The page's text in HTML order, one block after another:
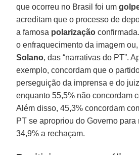
que ocorreu no Brasil foi um
acreditam que o processo de
a famosa polarização
o enfraquecimento da imagem
Solano, das “narrativas do PT”.
exemplo, concordam que o
perseguição da imprensa e do
enquanto 55,5% não concordam
Além disso, 45,3% concordam
PT se apropriou do Governo para
34,9% a rechaçam.